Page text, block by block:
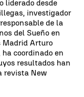
liderado desde
investigador
de la
del Sueño en
Madrid Arturo
coordinado en
resultados han
revista New